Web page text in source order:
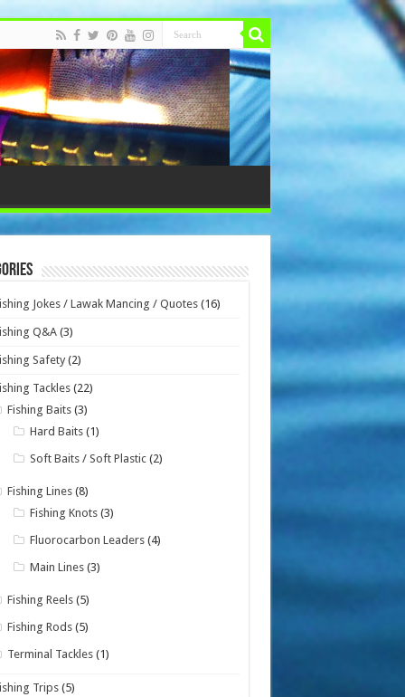
Jokes / Lawak Mancing / Quotes (16)
Q&A (3)
Safety (2)
Tackles (22)
Fishing Baits (3)
Hard Baits (1)
Soft Baits / Soft Plastic (2)
Fishing Lines (8)
Fishing Knots (3)
Fluorocarbon Leaders (4)
Main Lines (3)
Fishing Reels (5)
Fishing Rods (5)
Terminal Tackles (1)
Trips (5)